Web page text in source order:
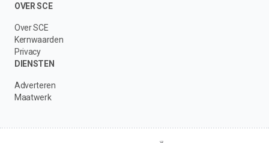
OVER SCE
Over SCE
Kernwaarden
Privacy
DIENSTEN
Adverteren
Maatwerk